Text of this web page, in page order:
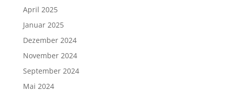
April 2025
Januar 2025
Dezember 2024
November 2024
September 2024
Mai 2024